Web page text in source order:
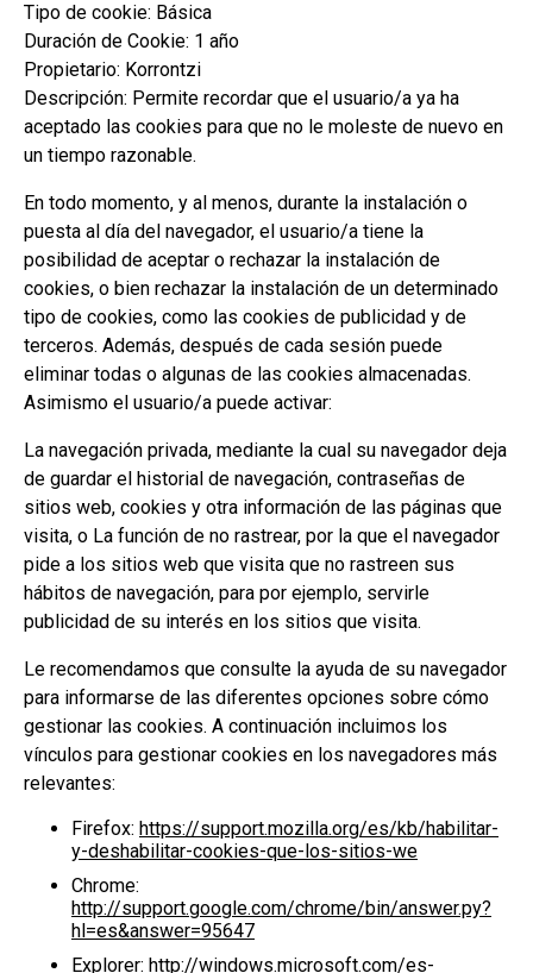
Tipo de cookie: Básica
Duración de Cookie: 1 año
Propietario: Korrontzi
Descripción: Permite recordar que el usuario/a ya ha
aceptado las cookies para que no le moleste de nuevo en
un tiempo razonable.
En todo momento, y al menos, durante la instalación o
puesta al día del navegador, el usuario/a tiene la
posibilidad de aceptar o rechazar la instalación de
cookies, o bien rechazar la instalación de un determinado
tipo de cookies, como las cookies de publicidad y de
terceros. Además, después de cada sesión puede
eliminar todas o algunas de las cookies almacenadas.
Asimismo el usuario/a puede activar:
La navegación privada, mediante la cual su navegador deja
de guardar el historial de navegación, contraseñas de
sitios web, cookies y otra información de las páginas que
visita, o La función de no rastrear, por la que el navegador
pide a los sitios web que visita que no rastreen sus
hábitos de navegación, para por ejemplo, servirle
publicidad de su interés en los sitios que visita.
Le recomendamos que consulte la ayuda de su navegador
para informarse de las diferentes opciones sobre cómo
gestionar las cookies. A continuación incluimos los
vínculos para gestionar cookies en los navegadores más
relevantes:
Firefox: https://support.mozilla.org/es/kb/habilitar-
y-deshabilitar-cookies-que-los-sitios-we
Chrome:
http://support.google.com/chrome/bin/answer.py?
hl=es&answer=95647
Explorer: http://windows.microsoft.com/es-